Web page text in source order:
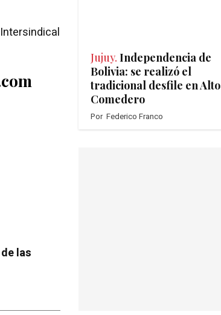
las
Jujuy. Independencia de
Bolivia: se realizó el
tradicional desfile en Alto
Comedero
Por Federico Franco